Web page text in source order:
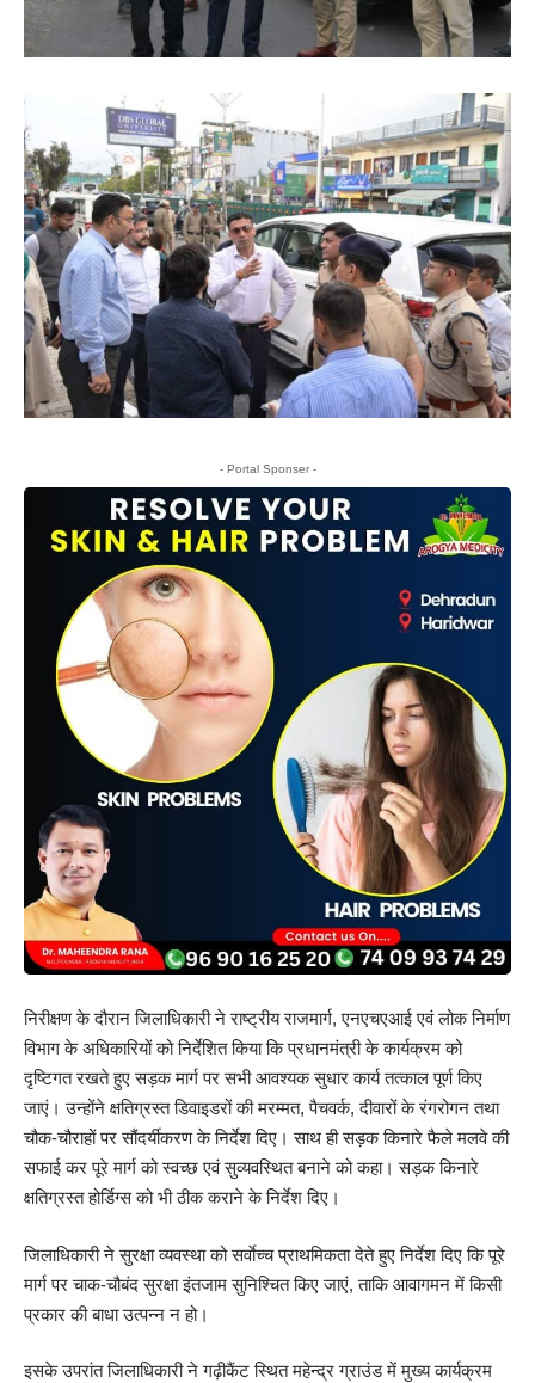
- Portal Sponser -
निरीक्षण के दौरान जिलाधिकारी ने राष्ट्रीय राजमार्ग, एनएचएआई एवं लोक निर्माण
विभाग के अधिकारियों को निर्देशित किया कि प्रधानमंत्री के कार्यक्रम को
दृष्टिगत रखते हुए सड़क मार्ग पर सभी आवश्यक सुधार कार्य तत्काल पूर्ण किए
जाएं। उन्होंने क्षतिग्रस्त डिवाइडरों की मरम्मत, पैचवर्क, दीवारों के रंगरोगन तथा
चौक-चौराहों पर सौंदर्यीकरण के निर्देश दिए। साथ ही सड़क किनारे फैले मलवे की
सफाई कर पूरे मार्ग को स्वच्छ एवं सुव्यवस्थित बनाने को कहा। सड़क किनारे
क्षतिग्रस्त होर्डिग्स को भी ठीक कराने के निर्देश दिए।
जिलाधिकारी ने सुरक्षा व्यवस्था को सर्वाेच्च प्राथमिकता देते हुए निर्देश दिए कि पूरे
मार्ग पर चाक-चौबंद सुरक्षा इंतजाम सुनिश्चित किए जाएं, ताकि आवागमन में किसी
प्रकार की बाधा उत्पन्न न हो।
इसके उपरांत जिलाधिकारी ने गढ़ीकैंट स्थित महेन्द्र ग्राउंड में मुख्य कार्यक्रम